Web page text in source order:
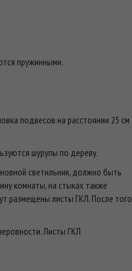
пружинными.
подвесов на расстоянии 25 см
шурупы по дереву.
светильник, должно быть
комнаты, на стыках также
размещены листы ГКЛ. После того
Листы ГКЛ